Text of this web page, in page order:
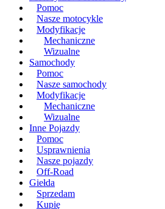
Pomoc
Nasze motocykle
Modyfikacje
Mechaniczne
Wizualne
Samochody
Pomoc
Nasze samochody
Modyfikacje
Mechaniczne
Wizualne
Inne Pojazdy
Pomoc
Usprawnienia
Nasze pojazdy
Off-Road
Giełda
Sprzedam
Kupię